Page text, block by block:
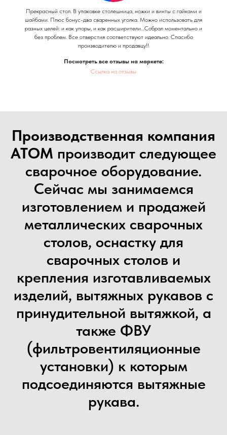
Прекрасный стол. В упаковке столешница, ножки и винты с гайками и
шайбами. Плюс бонус-два сваренных уголка. Можно использовать для
разных целей: и как упоры, и как расширители…Собрал моментально и
без проблем. Все отверстия соответствуют идеально. Спасибо
производителю и продавцу!!
Посмотреть все отзывы на маркете:
Ссылка на отзывы
Производственная компания
АТОМ производит следующее
сварочное оборудование.
Сейчас мы занимаемся
изготовлением и продажей
металлических сварочных
столов, оснастку для
сварочных столов и
крепления изготавливаемых
изделий, вытяжных рукавов с
принудительной вытяжкой, а
также ФВУ
(фильтровентиляционные
установки) к которым
подсоединяются вытяжные
рукава.